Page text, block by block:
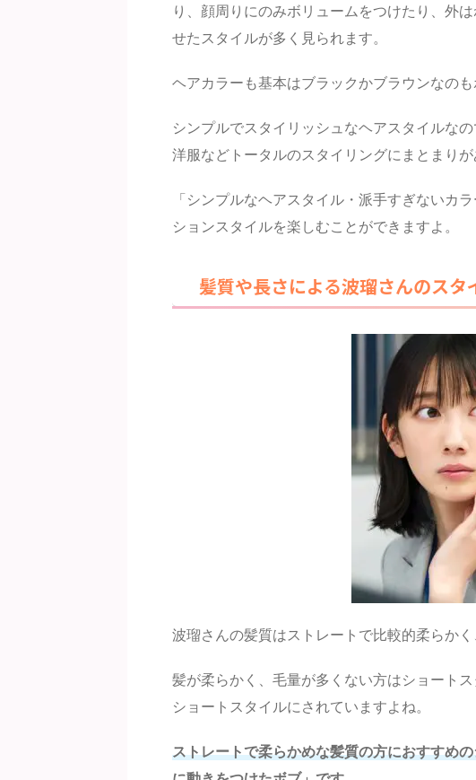
り、顔周りにのみボリュームをつけたり、外
せたスタイルが多く見られます。
ヘアカラーも基本はブラックかブラウンなのも
シンプルでスタイリッシュなヘアスタイルな
洋服などトータルのスタイリングにまとまりが
「シンプルなヘアスタイル・派手すぎないカ
ションスタイルを楽しむことができますよ。
髪質や長さによる波瑠さんのスタ
波瑠さんの髪質はストレートで比較的柔らかく
髪が柔らかく、毛量が多くない方はショート
ショートスタイルにされていますよね。
ストレートで柔らかめな髪質の方におすすめ